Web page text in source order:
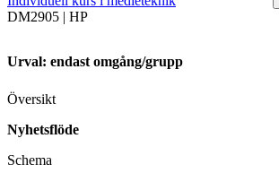
DM2905 | HP
Urval: endast omgång/grupp
Översikt
Nyhetsflöde
Schema